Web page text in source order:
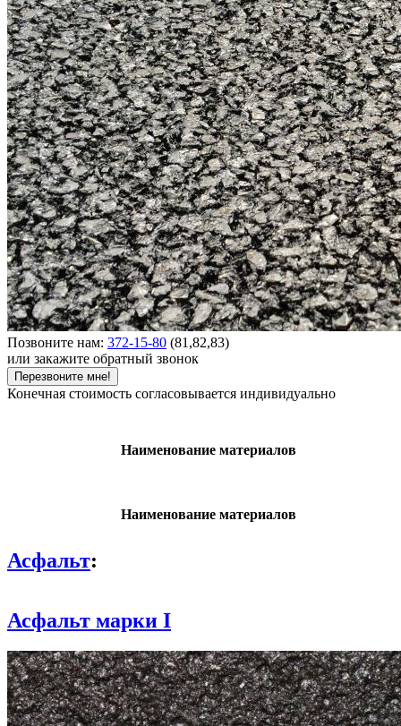
Позвоните нам: 372-15-80 (81,82,83)
или закажите обратный звонок
Перезвоните мне!
Конечная стоимость согласовывается индивидуально
Наименование материалов
Наименование материалов
Асфальт:
Асфальт марки I